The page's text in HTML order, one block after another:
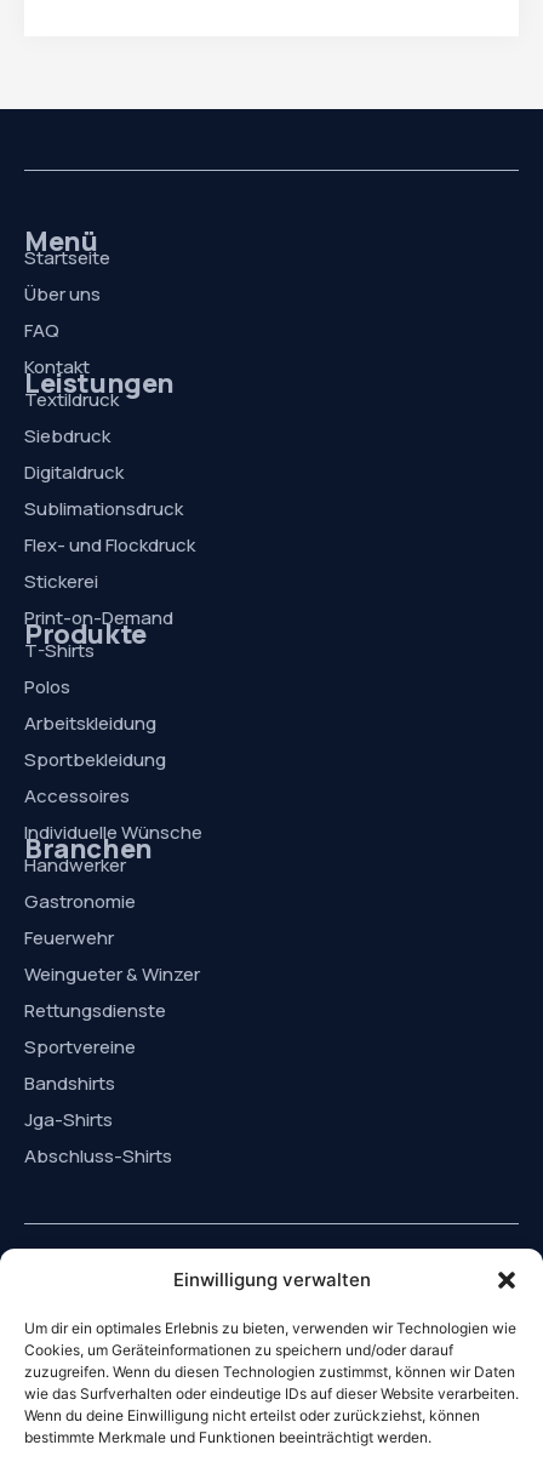
Einwilligung verwalten
Um dir ein optimales Erlebnis zu bieten, verwenden wir Technologien wie
Cookies, um Geräteinformationen zu speichern und/oder darauf
zuzugreifen. Wenn du diesen Technologien zustimmst, können wir Daten
wie das Surfverhalten oder eindeutige IDs auf dieser Website verarbeiten.
Wenn du deine Einwilligung nicht erteilst oder zurückziehst, können
bestimmte Merkmale und Funktionen beeinträchtigt werden.
Menü
Startseite
Über uns
FAQ
Kontakt
Leistungen
Textildruck
Siebdruck
Digitaldruck
Sublimationsdruck
Flex- und Flockdruck
Stickerei
Print-on-Demand
Produkte
T-Shirts
Polos
Arbeitskleidung
Sportbekleidung
Accessoires
Individuelle Wünsche
Branchen
Handwerker
Gastronomie
Feuerwehr
Weingueter & Winzer
Rettungsdienste
Sportvereine
Bandshirts
Jga-Shirts
Abschluss-Shirts
06322-9543268
mail@eshop.de
Mo - Fr: 10:00 - 18:00 Uhr
Sa: 10 - 16 Uhr